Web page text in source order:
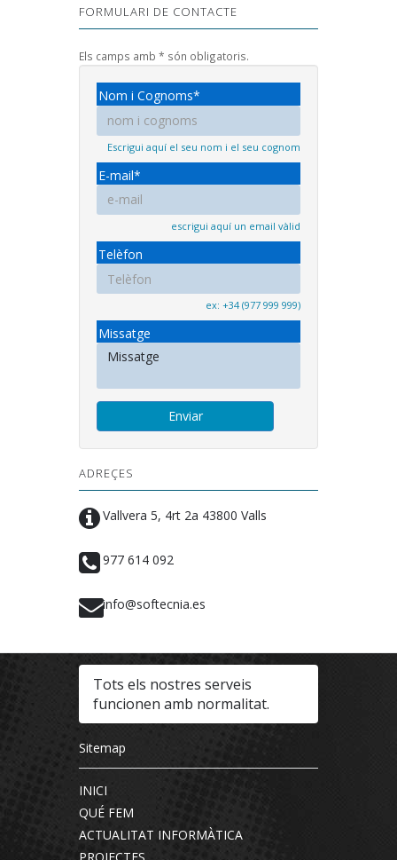
FORMULARI DE CONTACTE
Els camps amb * són obligatoris.
Nom i Cognoms*
Escrigui aquí el seu nom i el seu cognom
E-mail*
escrigui aquí un email vàlid
Telèfon
ex: +34 (977 999 999)
Missatge
ADREÇES
Vallvera 5, 4rt 2a 43800 Valls
977 614 092
info@softecnia.es
Tots els nostres serveis
funcionen amb normalitat.
Sitemap
INICI
QUÉ FEM
ACTUALITAT INFORMÀTICA